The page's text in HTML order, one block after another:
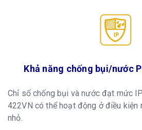
Khả năng chống bụi/nước
Chỉ số chống bụi và nước đạt mức
422VN có thể hoạt động ở điều kiện
nhỏ.